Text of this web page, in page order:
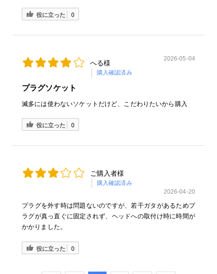
役に立った 0
へる様
購入確認済み
2026-05-04
プラグソケット
滅多には使わないソケットだけど、こだわりたいから購入
役に立った 0
ご購入者様
購入確認済み
2026-04-20
プラグを外す時は問題ないのですが、若干ガタがあるためプ
ラグが真っ直ぐに固定されず、ヘッドへの取付け時に時間が
かかりました。
役に立った 0